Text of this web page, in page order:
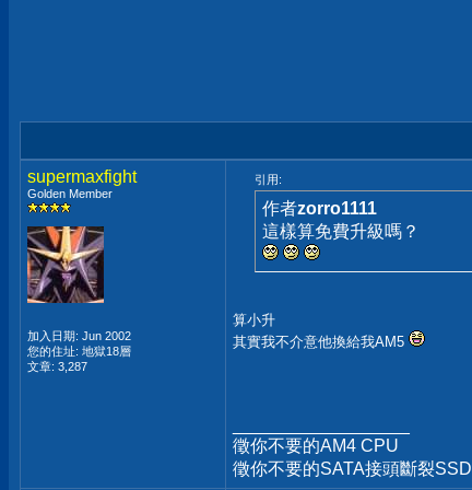
supermaxfight
Golden Member
加入日期: Jun 2002
您的住址: 地獄18層
文章: 3,287
引用:
作者zorro1111
這樣算免費升級嗎？
算小升
其實我不介意他換給我AM5
徵你不要的AM4 CPU
徵你不要的SATA接頭斷裂SSD